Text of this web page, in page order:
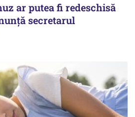
ar putea fi redeschisă
secretarul